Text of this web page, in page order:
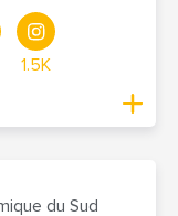
1.5K
du Sud